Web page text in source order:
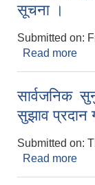
सूचना ।
Submitted on:
Read more
सार्वजनिक
सुझाव प्रदान
Submitted on:
Read more